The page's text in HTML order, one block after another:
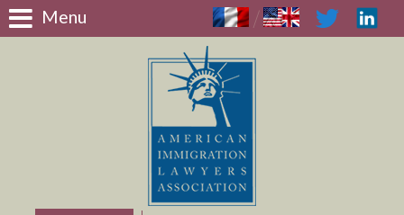
Menu /
Panneau de gestion des cookies